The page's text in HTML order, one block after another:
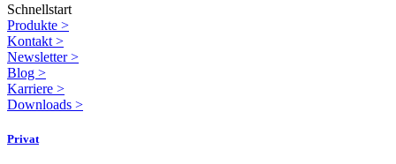
Schnellstart
Produkte >
Kontakt >
Newsletter>
Blog >
Karriere >
Downloads >
Privat